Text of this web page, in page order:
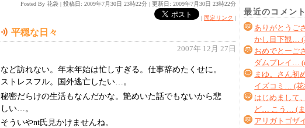
最近のコメン
ありがとうご
かし目下観… (
おめでとーご
ダムプレイ…
まゆ。さん初
イズコミ… (花
はじめまして
ど… こう… (
アリガトゴザ
Posted By 花袋 |投稿日: 2009年7月30日 23時22分 |更新日: 2009年7月30日 23時22分
| 固定リンク |
平穏な日々
2007年 12月 27日
など訪れない。年末年始は忙しすぎる。仕事辞めたくせに。
ストレスフル。国外逃亡したい…。
秘密だらけの生活もなんだかな。艶めいた話でもないから悲
しい…。
そういやnt氏見かけませんね。